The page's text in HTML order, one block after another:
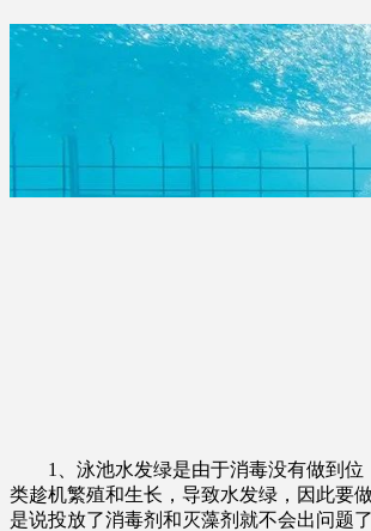
1、泳池水发绿是由于消毒没有做到位
类趁机繁殖和生长，导致水发绿，因此要
是说投放了消毒剂和灭藻剂就不会出问题